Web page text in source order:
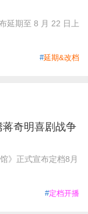
延期至 8 月 22 日上
#延期&改档
蒋奇明喜剧战争
》正式宣布定档8月
#定档开播